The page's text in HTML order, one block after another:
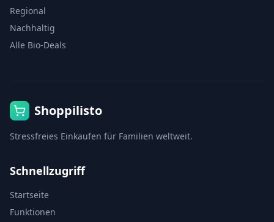
Regional
Nachhaltig
Alle Bio-Deals
Shoppilisto
Stressfreies Einkaufen für Familien weltweit.
Schnellzugriff
Startseite
Funktionen